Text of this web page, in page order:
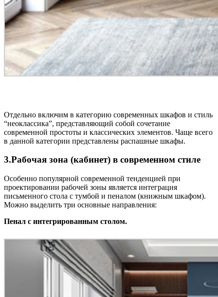
Отдельно включим в категорию современных шкафов и стиль
“неоклассика”, представляющий собой сочетание
современной простоты и классических элементов. Чаще всего
в данной категории представлены распашные шкафы.
3.Рабочая зона (кабинет) в современном стиле
Особенно популярной современной тенденцией при
проектировании рабочей зоны является интеграция
письменного стола с тумбой и пеналом (книжным шкафом).
Можно выделить три основные направления:
Пенал с интегрированным столом.